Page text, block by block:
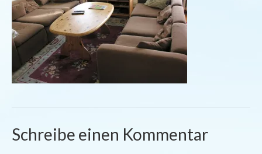
Schreibe einen Kommentar